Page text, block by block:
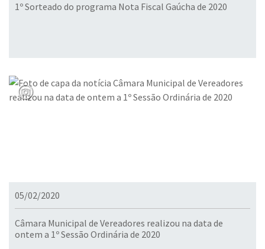
1º Sorteado do programa Nota Fiscal Gaúcha de 2020
05/02/2020
Câmara Municipal de Vereadores realizou na data de
ontem a 1º Sessão Ordinária de 2020